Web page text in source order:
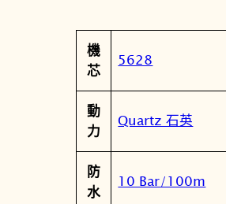
色
層
指
數
位
雙
顯
屬
性
值
機
芯
5628
動
力
Quartz 石英
防
水
10 Bar/100m